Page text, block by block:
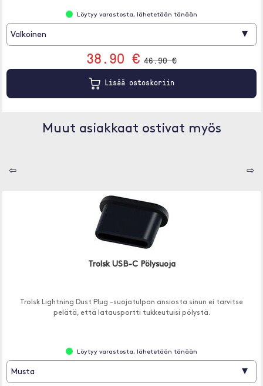
Löytyy varastosta, lähetetään tänään
Valkoinen ▾
38.90 € 46.90 €
Lisää ostoskoriin
Muut asiakkaat ostivat myös
⇦ ⇨
Trolsk USB-C Pölysuoja
Trolsk Lightning Dust Plug -suojatulpan ansiosta sinun ei tarvitse
pelätä, että latausportti tukkeutuisi pölystä.
Löytyy varastosta, lähetetään tänään
Musta ▾